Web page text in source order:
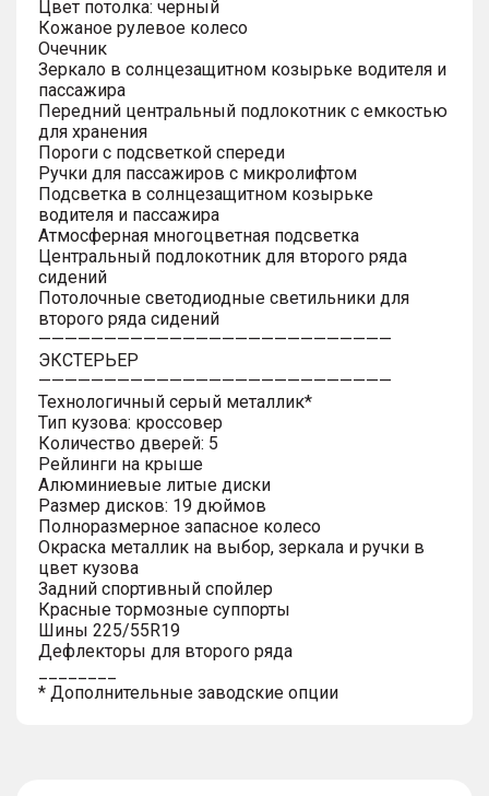
Цвет потолка: черный
Кожаное рулевое колесо
Очечник
Зеркало в солнцезащитном козырьке водителя и
пассажира
Передний центральный подлокотник с емкостью
для хранения
Пороги с подсветкой спереди
Ручки для пассажиров с микролифтом
Подсветка в солнцезащитном козырьке
водителя и пассажира
Атмосферная многоцветная подсветка
Центральный подлокотник для второго ряда
сидений
Потолочные светодиодные светильники для
второго ряда сидений
———————————————————————————
ЭКСТЕРЬЕР
———————————————————————————
Технологичный серый металлик*
Тип кузова: кроссовер
Количество дверей: 5
Рейлинги на крыше
Алюминиевые литые диски
Размер дисков: 19 дюймов
Полноразмерное запасное колесо
Окраска металлик на выбор, зеркала и ручки в
цвет кузова
Задний спортивный спойлер
Красные тормозные суппорты
Шины 225/55R19
Дефлекторы для второго ряда
* Дополнительные заводские опции